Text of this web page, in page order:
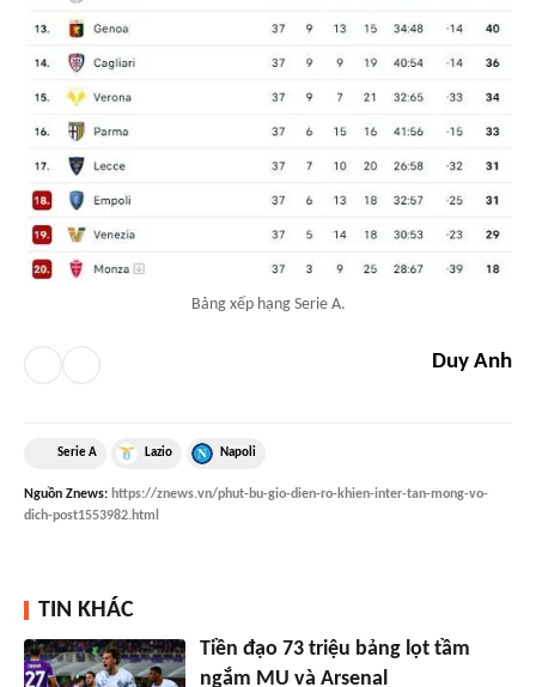
Bảng xếp hạng Serie A.
Duy Anh
Serie A Lazio Napoli
Nguồn Znews: https://znews.vn/phut-bu-gio-dien-ro-khien-inter-tan-mong-vo-
dich-post1553982.html
TIN KHÁC
Tiền đạo 73 triệu bảng lọt tầm
ngắm MU và Arsenal